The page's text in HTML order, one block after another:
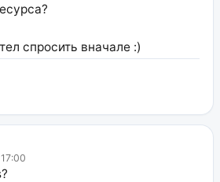
спросить вначале :)